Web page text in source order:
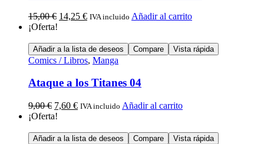
15,00€ 14,25 € IVA incluido Añadir al carrito
¡Oferta!
Añadir a la lista de deseos Compare Vista rápida
Comics / Libros, Manga
Ataque a los Titanes 04
9,00€ 7,60 € IVA incluido Añadir al carrito
¡Oferta!
Añadir a la lista de deseos Compare Vista rápida